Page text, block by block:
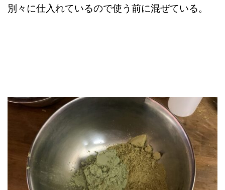
別々に仕入れているので使う前に混ぜている。